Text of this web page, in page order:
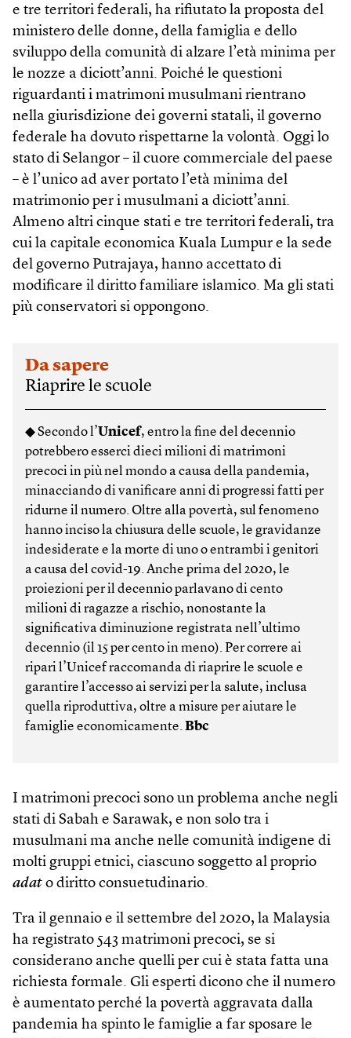
e tre territori federali, ha rifiutato la proposta del
ministero delle donne, della famiglia e dello
sviluppo della comunità di alzare l’età minima per
le nozze a diciott’anni. Poiché le questioni
riguardanti i matrimoni musulmani rientrano
nella giurisdizione dei governi statali, il governo
federale ha dovuto rispettarne la volontà. Oggi lo
stato di Selangor – il cuore commerciale del paese
– è l’unico ad aver portato l’età minima del
matrimonio per i musulmani a diciott’anni.
Almeno altri cinque stati e tre territori federali, tra
cui la capitale economica Kuala Lumpur e la sede
del governo Putrajaya, hanno accettato di
modificare il diritto familiare islamico. Ma gli stati
più conservatori si oppongono.
Da sapere
Riaprire le scuole
◆ Secondo l’Unicef, entro la fine del decennio
potrebbero esserci dieci milioni di matrimoni
precoci in più nel mondo a causa della pandemia,
minacciando di vanificare anni di progressi fatti per
ridurne il numero. Oltre alla povertà, sul fenomeno
hanno inciso la chiusura delle scuole, le gravidanze
indesiderate e la morte di uno o entrambi i genitori
a causa del covid-19. Anche prima del 2020, le
proiezioni per il decennio parlavano di cento
milioni di ragazze a rischio, nonostante la
significativa diminuzione registrata nell’ultimo
decennio (il 15 per cento in meno). Per correre ai
ripari l’Unicef raccomanda di riaprire le scuole e
garantire l’accesso ai servizi per la salute, inclusa
quella riproduttiva, oltre a misure per aiutare le
famiglie economicamente.Bbc
I matrimoni precoci sono un problema anche negli
stati di Sabah e Sarawak, e non solo tra i
musulmani ma anche nelle comunità indigene di
molti gruppi etnici, ciascuno soggetto al proprio
adat o diritto consuetudinario.
Tra il gennaio e il settembre del 2020, la Malaysia
ha registrato 543 matrimoni precoci, se si
considerano anche quelli per cui è stata fatta una
richiesta formale. Gli esperti dicono che il numero
è aumentato perché la povertà aggravata dalla
pandemia ha spinto le famiglie a far sposare le